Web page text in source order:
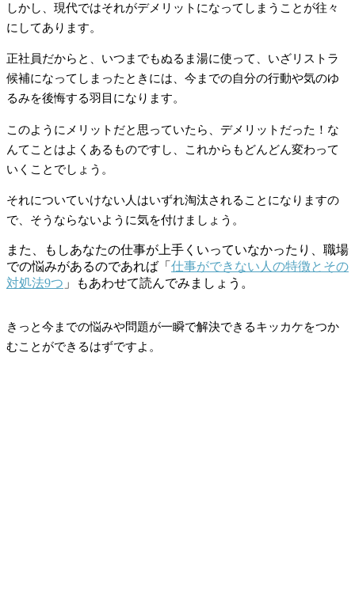
しかし、現代ではそれがデメリットになってしまうことが往々
にしてあります。
正社員だからと、いつまでもぬるま湯に使って、いざリストラ
候補になってしまったときには、今までの自分の行動や気のゆ
るみを後悔する羽目になります。
このようにメリットだと思っていたら、デメリットだった！な
んてことはよくあるものですし、これからもどんどん変わって
いくことでしょう。
それについていけない人はいずれ淘汰されることになりますの
で、そうならないように気を付けましょう。
また、もしあなたの仕事が上手くいっていなかったり、職場
での悩みがあるのであれば「 仕事ができない人の特徴とその
対処法9つ 」もあわせて読んでみましょう。
きっと今までの悩みや問題が一瞬で解決できるキッカケをつか
むことができるはずですよ。